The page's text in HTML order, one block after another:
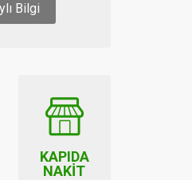
Bilgi
KAPIDA
NAKIT